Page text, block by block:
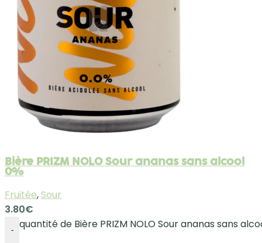
Bière PRIZM NOLO Sour ananas sans alcool
0%
Fruitée,Sour
3.80€
-
quantité de Bière PRIZM NOLO Sour ananas sans